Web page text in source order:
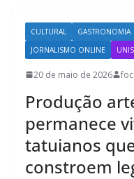
CULTURAL GASTRONOMIA
JORNALISMO ONLINE
20 de maio de 2026
Produção
permanece
tatuianos
constroem